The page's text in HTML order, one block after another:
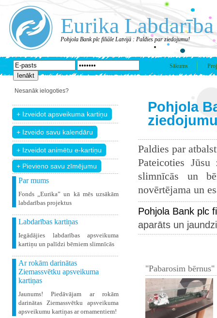
Eurika Labdarība
Pohjola Bank plc filiāle Latvijā : Paldies par ziedojumu!
Sākums
Nesanāk ielogoties?
+ Pievieno savu zīmējumu
Par mums
Fonds „Eurika” un kā mēs uzsākām
labdarības projektus
Labdarības kartiņas
Iegādājies labdarības apsveikuma
kartiņu un palīdzi bērniem slimnīcās
Ar rokām darinātas
Ziemassvētku apsveikuma
kartiņas
Jaunums! Piedāvājam ar rokām
darinātas Ziemassvētku apsveikuma
apsveikumu kartiņas ar ornamentiem!
Pohjola
Paldies par
Pateicoties
slimnīcās un
novērtējama un
Pohjola Bank plc
aparāts un
"Pabarosim